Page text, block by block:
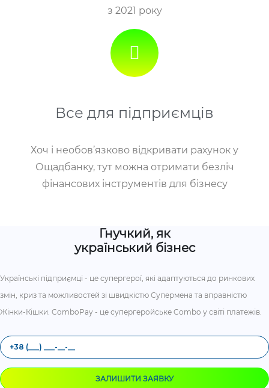
з 2021 року
Все для підприємців
Хоч і необов’язково відкривати рахунок у
Ощадбанку, тут можна отримати безліч
фінансових інструментів для бізнесу
Гнучкий, як
український бізнес
Українські підприємці - це супергерої, які адаптуються до ринкових
змін, криз та можливостей зі швидкістю Супермена та вправністю
Жінки-Кішки. ComboPay - це супергеройське Combo у світі платежів.
ЗАЛИШИТИ ЗАЯВКУ